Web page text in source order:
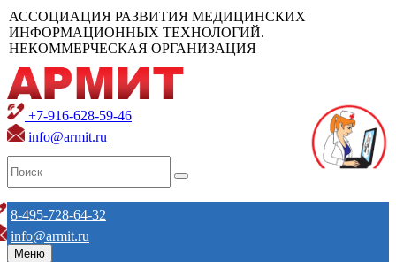
АССОЦИАЦИЯ РАЗВИТИЯ МЕДИЦИНСКИХ
ИНФОРМАЦИОННЫХ ТЕХНОЛОГИЙ.
НЕКОММЕРЧЕСКАЯ ОРГАНИЗАЦИЯ
+7-916-628-59-46
info@armit.ru
8-495-728-64-32
info@armit.ru
Меню